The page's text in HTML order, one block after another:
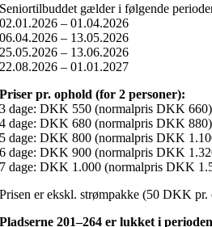
Seniortilbuddet gælder i følgende
02.01.2026 – 01.04.2026
06.04.2026 – 13.05.2026
25.05.2026 – 13.06.2026
22.08.2026 – 01.01.2027
Priser pr. ophold (for 2 personer):
3 dage: DKK 550 (normalpris DKK 660)
4 dage: DKK 680 (normalpris DKK 880)
5 dage: DKK 800 (normalpris DKK
6 dage: DKK 900 (normalpris DKK
7 dage: DKK 1.000 (normalpris DKK
Prisen er ekskl. strømpakke (50 DKK pr.
Pladserne 201–264 er lukket i